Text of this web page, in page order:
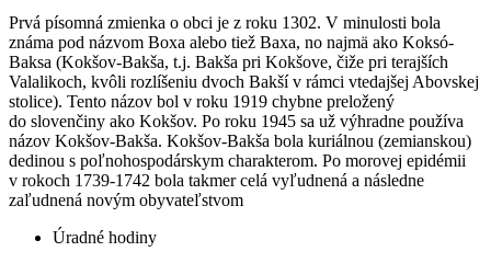
Prvá písomná zmienka o obci je z roku 1302. V minulosti bola
známa pod názvom Boxa alebo tiež Baxa, no najmä ako Koksó-
Baksa (Kokšov-Bakša, t.j. Bakša pri Kokšove, čiže pri terajších
Valalikoch, kvôli rozlíšeniu dvoch Bakší v rámci vtedajšej Abovskej
stolice). Tento názov bol v roku 1919 chybne preložený
do slovenčiny ako Kokšov. Po roku 1945 sa už výhradne používa
názov Kokšov-Bakša. Kokšov-Bakša bola kuriálnou (zemianskou)
dedinou s poľnohospodárskym charakterom. Po morovej epidémii
v rokoch 1739-1742 bola takmer celá vyľudnená a následne
zaľudnená novým obyvateľstvom
Úradné hodiny